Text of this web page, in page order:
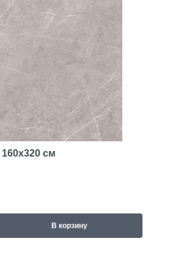
160x320 см
В корзину